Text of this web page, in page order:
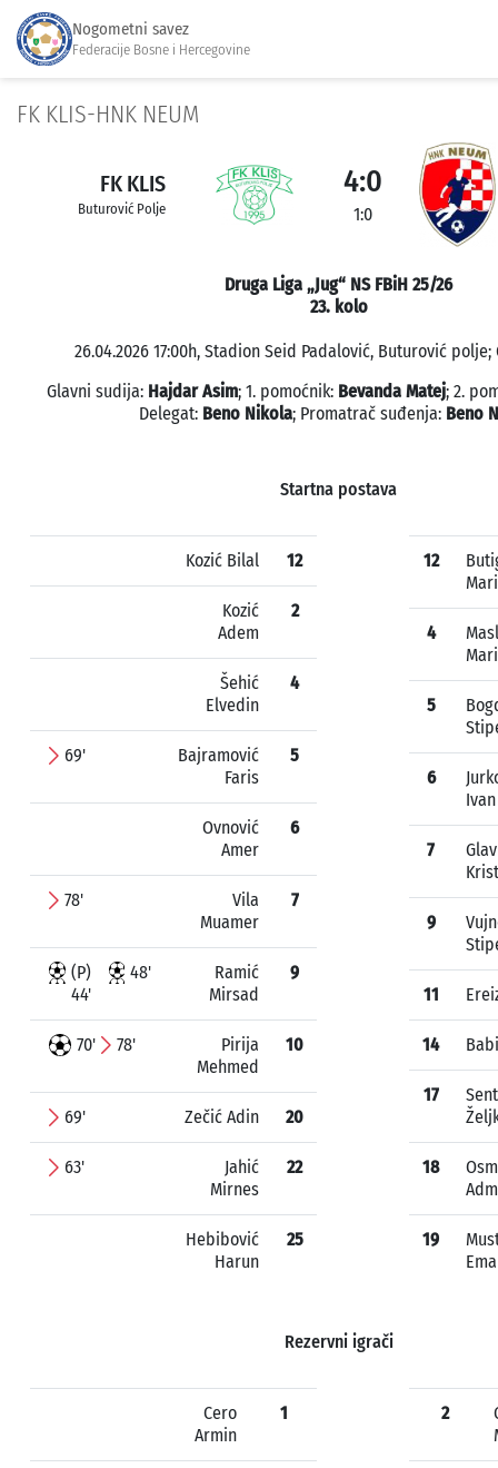
Nogometni savez
Federacije Bosne i Hercegovine
FK KLIS-HNK NEUM
FK KLIS
Buturović Polje
4:0
1:0
Druga Liga „Jug“ NS FBiH 25/26
23. kolo
26.04.2026 17:00h, Stadion Seid Padalović, Buturović polje;
Glavni sudija: Hajdar Asim; 1. pomoćnik: Bevanda Matej; 2.
Delegat: Beno Nikola; Promatrač suđenja: Beno
Startna postava
Kozić Bilal 12
Kozić
Adem
2
Šehić
Elvedin
4
69'
Bajramović
Faris
5
Ovnović
Amer
6
78'
Vila
Muamer
7
(P)
44'
48'
Ramić
Mirsad
9
70' 78'
Pirija
Mehmed
10
69' Zečić Adin 20
63'
Jahić
Mirnes
22
Hebibović
Harun
25
12
4
5
6
Ivan
7
9
11
14
17
18
19
Rezervni igrači
Cero
Armin
1 2